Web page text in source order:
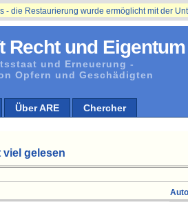
und Eigentum
und Erneuerung -
Opfern und Geschädigten
Über ARE Chercher
Restaurierung wurde ermöglicht mit der
viel gelesen